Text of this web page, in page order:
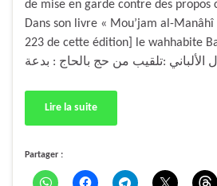
de mise en garde contre des
Dans son livre « Mou’jam al-
223 de cette édition] le wahhabite
Lire la suite
Partager :